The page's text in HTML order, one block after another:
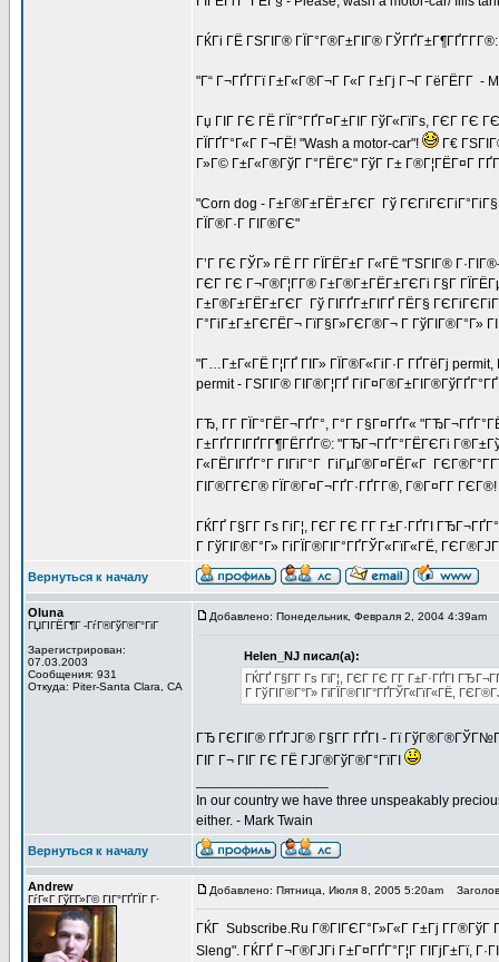
ГЌГі ГЁ ГЅГІГ® ГЇГ°Г®Г±ГІГ® ГЎГҐГ±Г¶ГҐГ­Г­Г®:
"Г“ Г¬ГҐГ­Гї Г±Г«Г®Г¬Г Г«Г Г±Гј Г¬Г ГёГЁГ­Г -
Гџ ГІГ ГЄ ГЁ ГЇГ°ГҐГ¤Г±ГІГ ГўГ«ГїГѕ, ГЄГ ГЄ
ГЇГҐГ°Г«Г Г¬ГЁ! "Wash a motor-car"!
Г€
Г»Г© Г±Г«Г®ГўГ Г°ГЁГЄ" ГўГ Г± Г®Г¦ГЁГ¤Г
"Corn dog - Г±Г®Г±ГЁГ±ГЄГ Гў
ГЇГ®Г·Г ГІГ®ГЄ"
Г’Г ГЄ ГЎГ» ГЁ Г­Г ГЇГЁГ±Г Г«ГЁ "ГЅГІГ®
ГЄГ ГЄ Г¬Г®Г¦Г­Г® Г±Г®Г±ГЁГ±ГЄГі Г§Г
Г±Г®Г±ГЁГ±ГЄГ Гў ГІГҐГ±ГІГҐ ГЁГ§
Г°ГіГ±Г±ГЄГЁГ¬ ГїГ§Г»ГЄГ®Г¬ Г ГўГІГ®Г°Г»
"Г…Г±Г«ГЁ Г¦ГҐ ГІГ» ГЇГ®Г«ГіГ·Г ГҐГёГј
permit - ГЅГІГ® ГІГ®Г¦ГҐ
ГЂ, Г­Г ГЇГ°ГЁГ¬ГҐГ°, Г°Г Г§Г¤ГҐГ«
Г±ГҐГ­ГІГҐГ­Г¶ГЁГҐГ©: "ГЂГ¬ГҐГ°ГЁГЄГі
Г«ГЁГІГҐГ°Г ГІГіГ°Г ГіГµГ®Г¤ГЁГ«Г
ГІГ®Г­ГЄГ® ГЇГ®Г¤Г¬ГҐГ·ГҐГ­Г®, Г®Г¤Г­Г ГЄГ®!
ГЌГҐ Г§Г­Г Гѕ ГіГ¦, ГЄГ ГЄ Г­Г Г±Г·ГҐГІ
Г ГўГІГ®Г°Г» ГіГЇГ®ГІГ°ГҐГЎГ«ГїГ«ГЁ,
Вернуться к началу
Oluna
ГЏГІГЁГ¶Г -ГѓГ®ГўГ®Г°ГіГ­
Зарегистрирован:
07.03.2003
Сообщения: 931
Откуда: Piter-Santa Clara, CA
Добавлено: Понедельник, Февраля 2, 2004 4:39am
Helen_NJ писал(а):
ГЌГҐ Г§Г­Г Гѕ ГіГ¦, ГЄГ ГЄ Г­Г Г±Г·ГҐГІ
Г ГўГІГ®Г°Г» ГіГЇГ®ГІГ°ГҐГЎГ«ГїГ«ГЁ,
ГЂ ГЄГІГ® ГҐГЈГ® Г§Г­Г ГҐГІ - Гї
ГІГ Г¬ ГІГ ГЄ ГЁ ГЈГ®ГўГ®Г°ГїГІ
In our country we have three unspeakably
either. - Mark Twain
Вернуться к началу
Andrew
ГѓГ«Г ГўГ­Г»Г© ГІГ°ГҐГЇГ Г·
Добавлено: Пятница, Июля 8, 2005 5:20am
ГЌГ Subscribe.Ru Г®ГІГЄГ°Г»Г«Г Г±Гј
Sleng". ГЌГҐ Г¬Г®ГЈГі Г±Г¤ГҐГ°Г¦Г ГІГјГ±Гї,